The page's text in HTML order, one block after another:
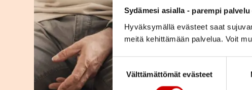
Sydämesi asialla - parempi
Hyväksymällä evästeet saat
meitä kehittämään palvelua. Voit
Suostumuksen valinta
Välttämättömät evästeet